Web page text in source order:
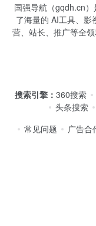
国强导航（gqdh.cn
了海量的 AI工具、影
营、站长、推广等全
搜索引擎： 360搜索
头条搜索
常见问题
广告合